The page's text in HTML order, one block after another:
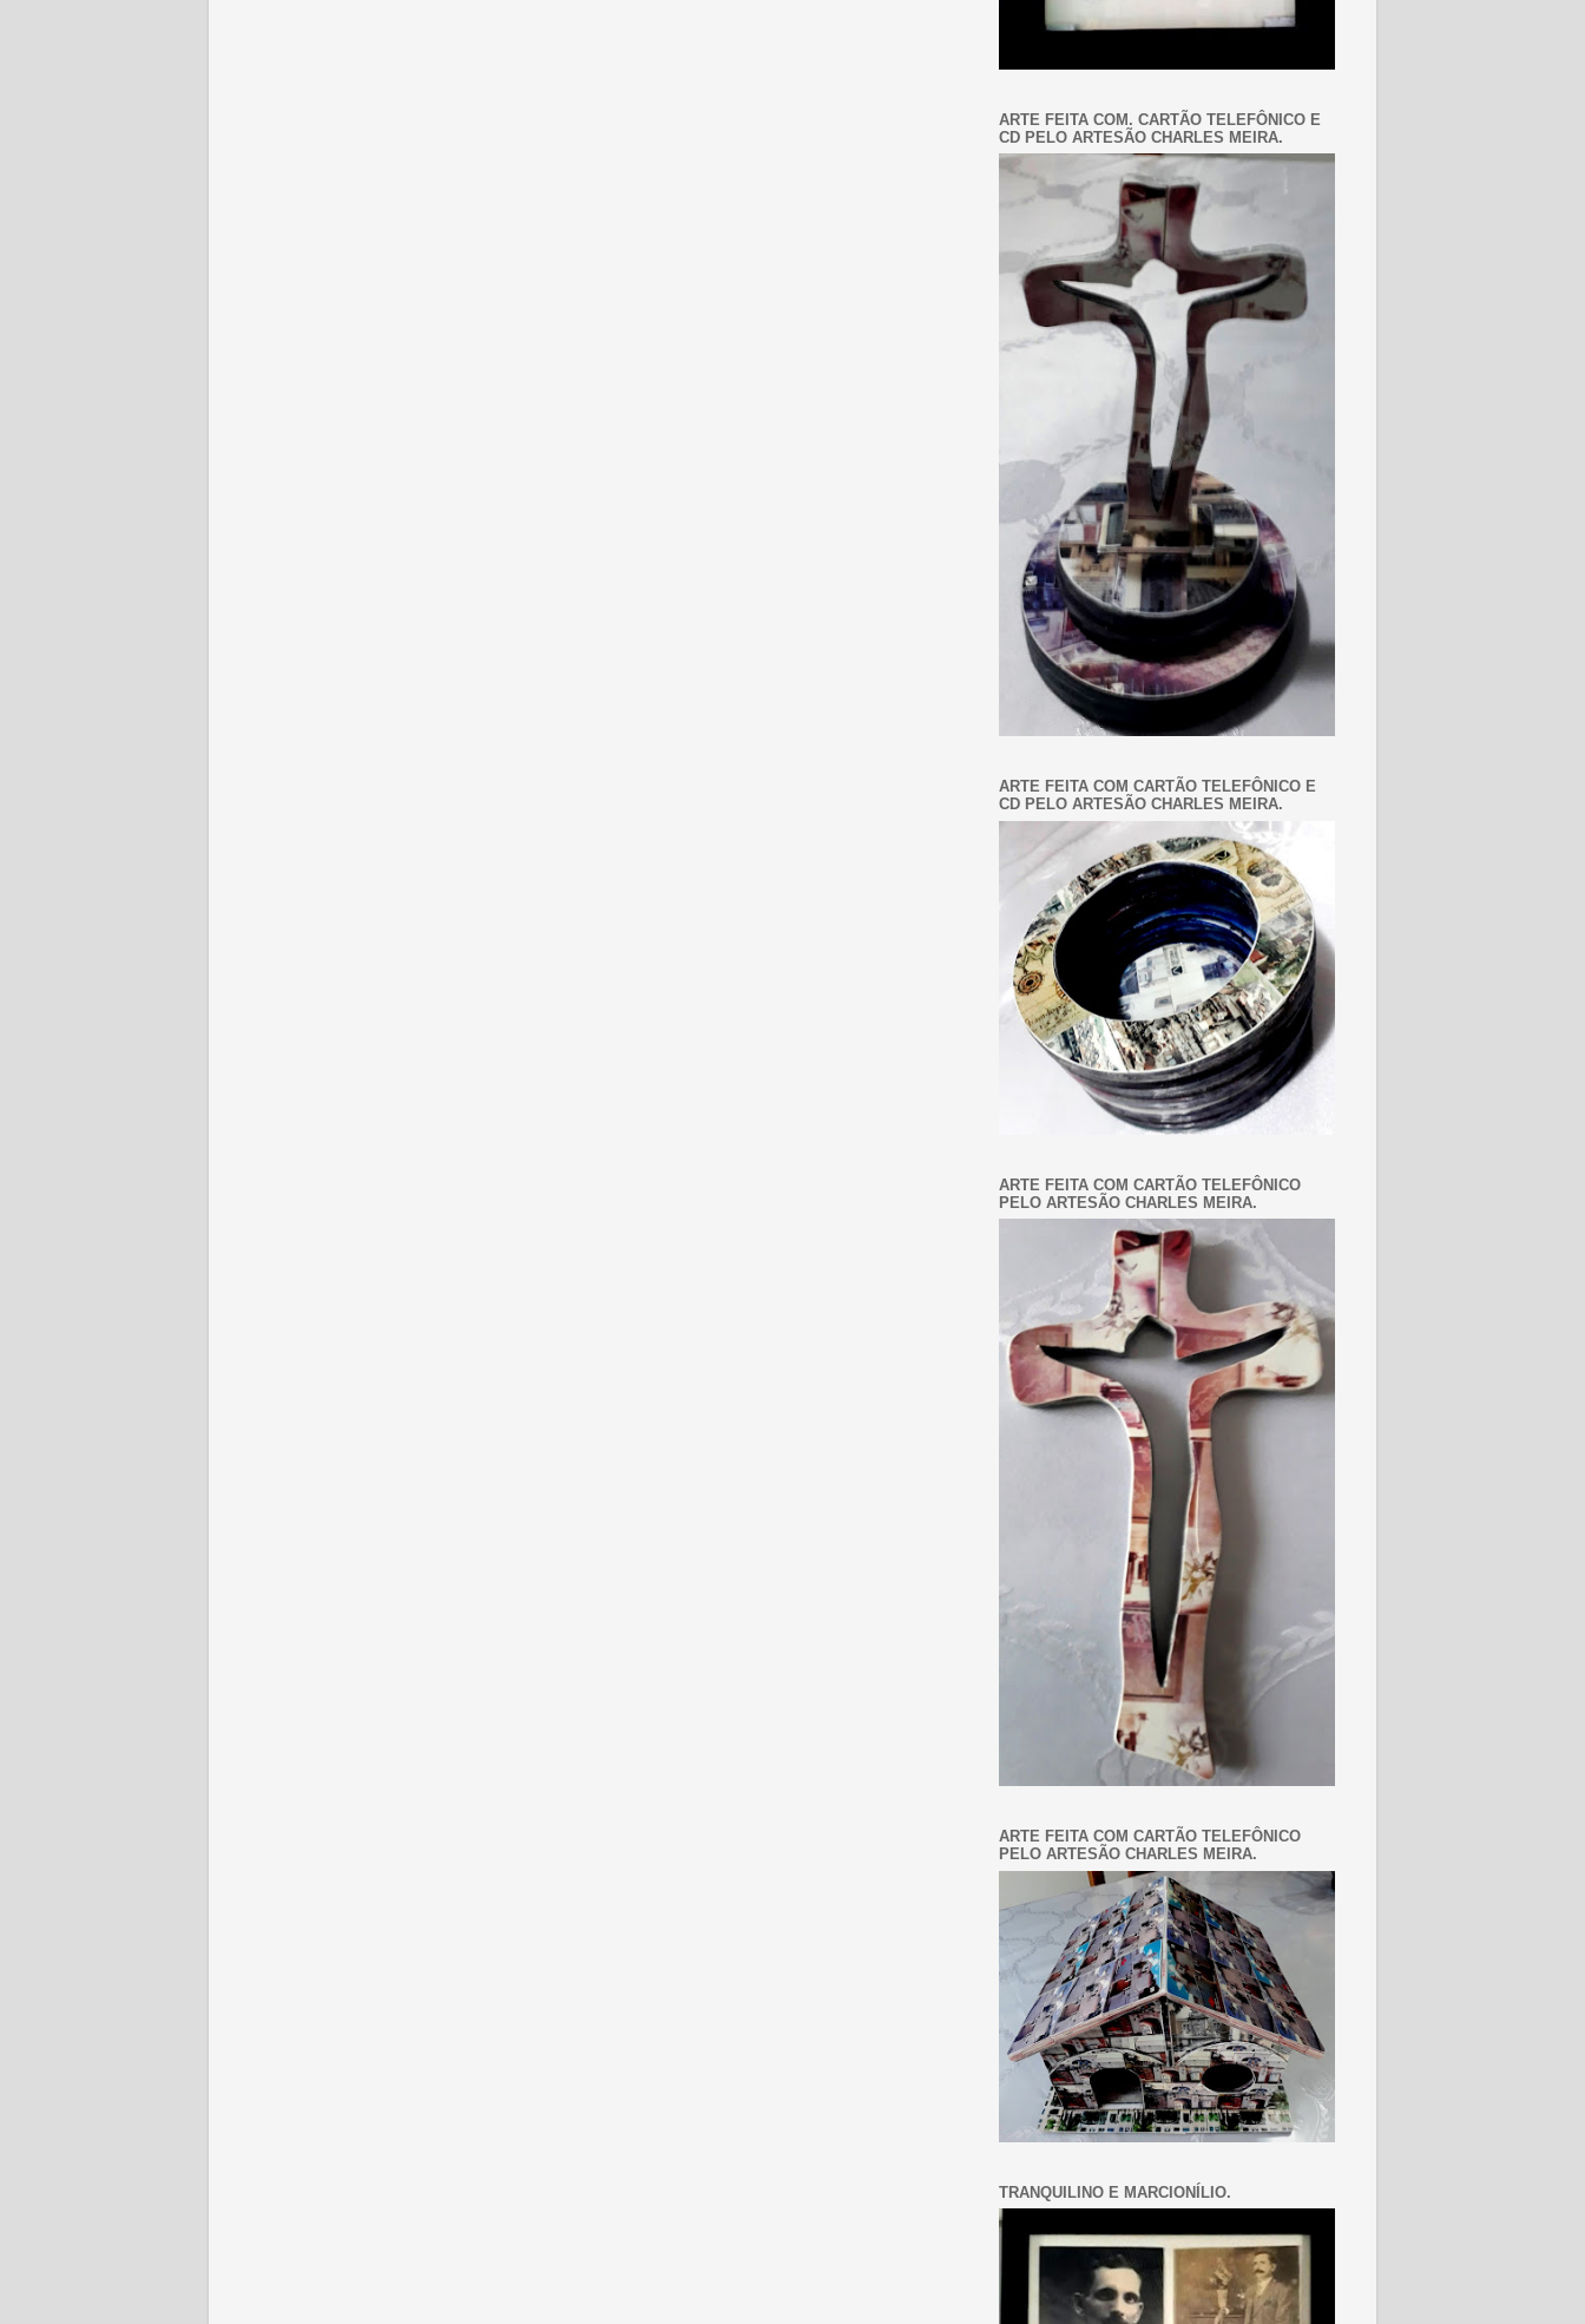
ARTE FEITA COM. CARTÃO TELEFÔNICO E
CD PELO ARTESÃO CHARLES MEIRA.
ARTE FEITA COM CARTÃO TELEFÔNICO E
CD PELO ARTESÃO CHARLES MEIRA.
ARTE FEITA COM CARTÃO TELEFÔNICO
PELO ARTESÃO CHARLES MEIRA.
ARTE FEITA COM CARTÃO TELEFÔNICO
PELO ARTESÃO CHARLES MEIRA.
TRANQUILINO E MARCIONÍLIO.